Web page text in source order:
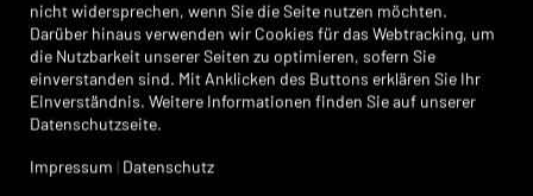
Bildungsmediathek NRW
Ministerium für Schule und Bildung NRW
nicht widersprechen, wenn Sie die Seite nutzen möchten.
Darüber hinaus verwenden wir Cookies für das Webtracking, um
die Nutzbarkeit unserer Seiten zu optimieren, sofern Sie
einverstanden sind. Mit Anklicken des Buttons erklären Sie Ihr
Einverständnis. Weitere Informationen finden Sie auf unserer
Datenschutzseite.
Impressum | Datenschutz